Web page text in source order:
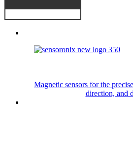
Magnetic sensors for the
direction, and